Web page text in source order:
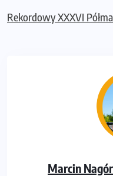
Rekordowy XXXVI
Marcin